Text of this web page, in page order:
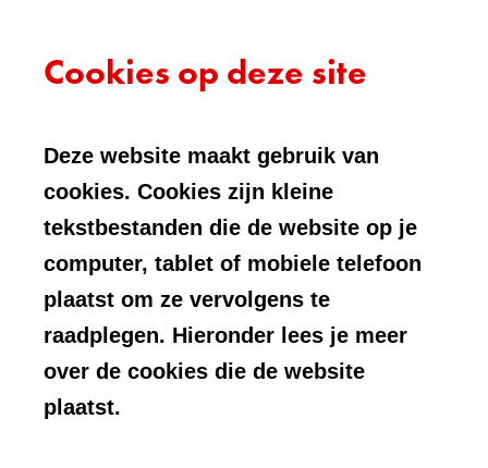
Cookies op deze site
Deze website maakt gebruik van
cookies. Cookies zijn kleine
tekstbestanden die de website op je
computer, tablet of mobiele telefoon
plaatst om ze vervolgens te
raadplegen. Hieronder lees je meer
over de cookies die de website
plaatst.